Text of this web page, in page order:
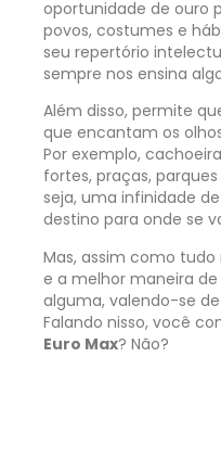
oportunidade de ouro
povos, costumes e
seu repertório
sempre nos ensina
Além disso, permite
que encantam os
Por exemplo,
fortes, praças,
seja, uma infinidade
destino para onde se
Mas, assim como tudo
e a melhor maneira
alguma, valendo-se
Falando nisso, você
Euro Max? Não?